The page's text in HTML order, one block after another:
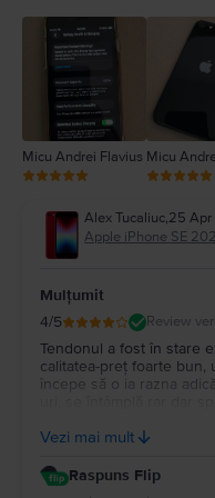
Micu Andrei Flavius Micu
Alex Tucaliuc,25
Apple iPhone SE
Mulțumit
4/5 Review
Tendonul a fost în stare
calitatea-preț foarte
începe să o ia razna
100% iar aspectul atrage
Vezi mai mult
Raspuns Flip